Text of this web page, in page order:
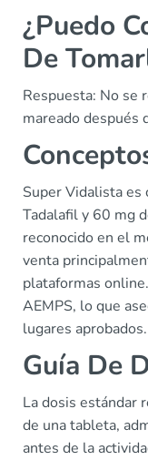
¿Puedo
De
Respuesta: No se
mareado después
Super Vidalista es
Tadalafil y 60 mg
reconocido en el
venta
plataformas
AEMPS, lo que
lugares aprobados.
Guía De
La dosis estándar
de una tableta,
antes de la